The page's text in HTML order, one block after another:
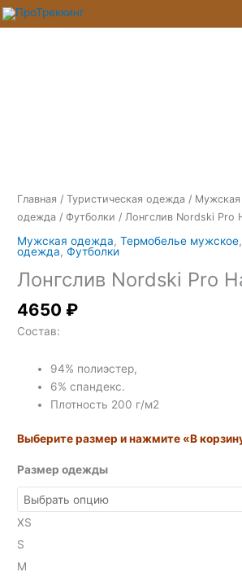
Перейти
к
Главная /Туристическая одежда / Мужская
одежда /Футболки / Лонгслив Nordski Pro
Мужская одежда,Термобелье мужское
одежда,Футболки
Лонгслив Nordski Pro
4650 ₽
Состав:
94% полиэстер,
6% спандекс.
Плотность 200 г/м2
Выберите размер и нажмите «В
Размер одежды
XS
S
M
Black